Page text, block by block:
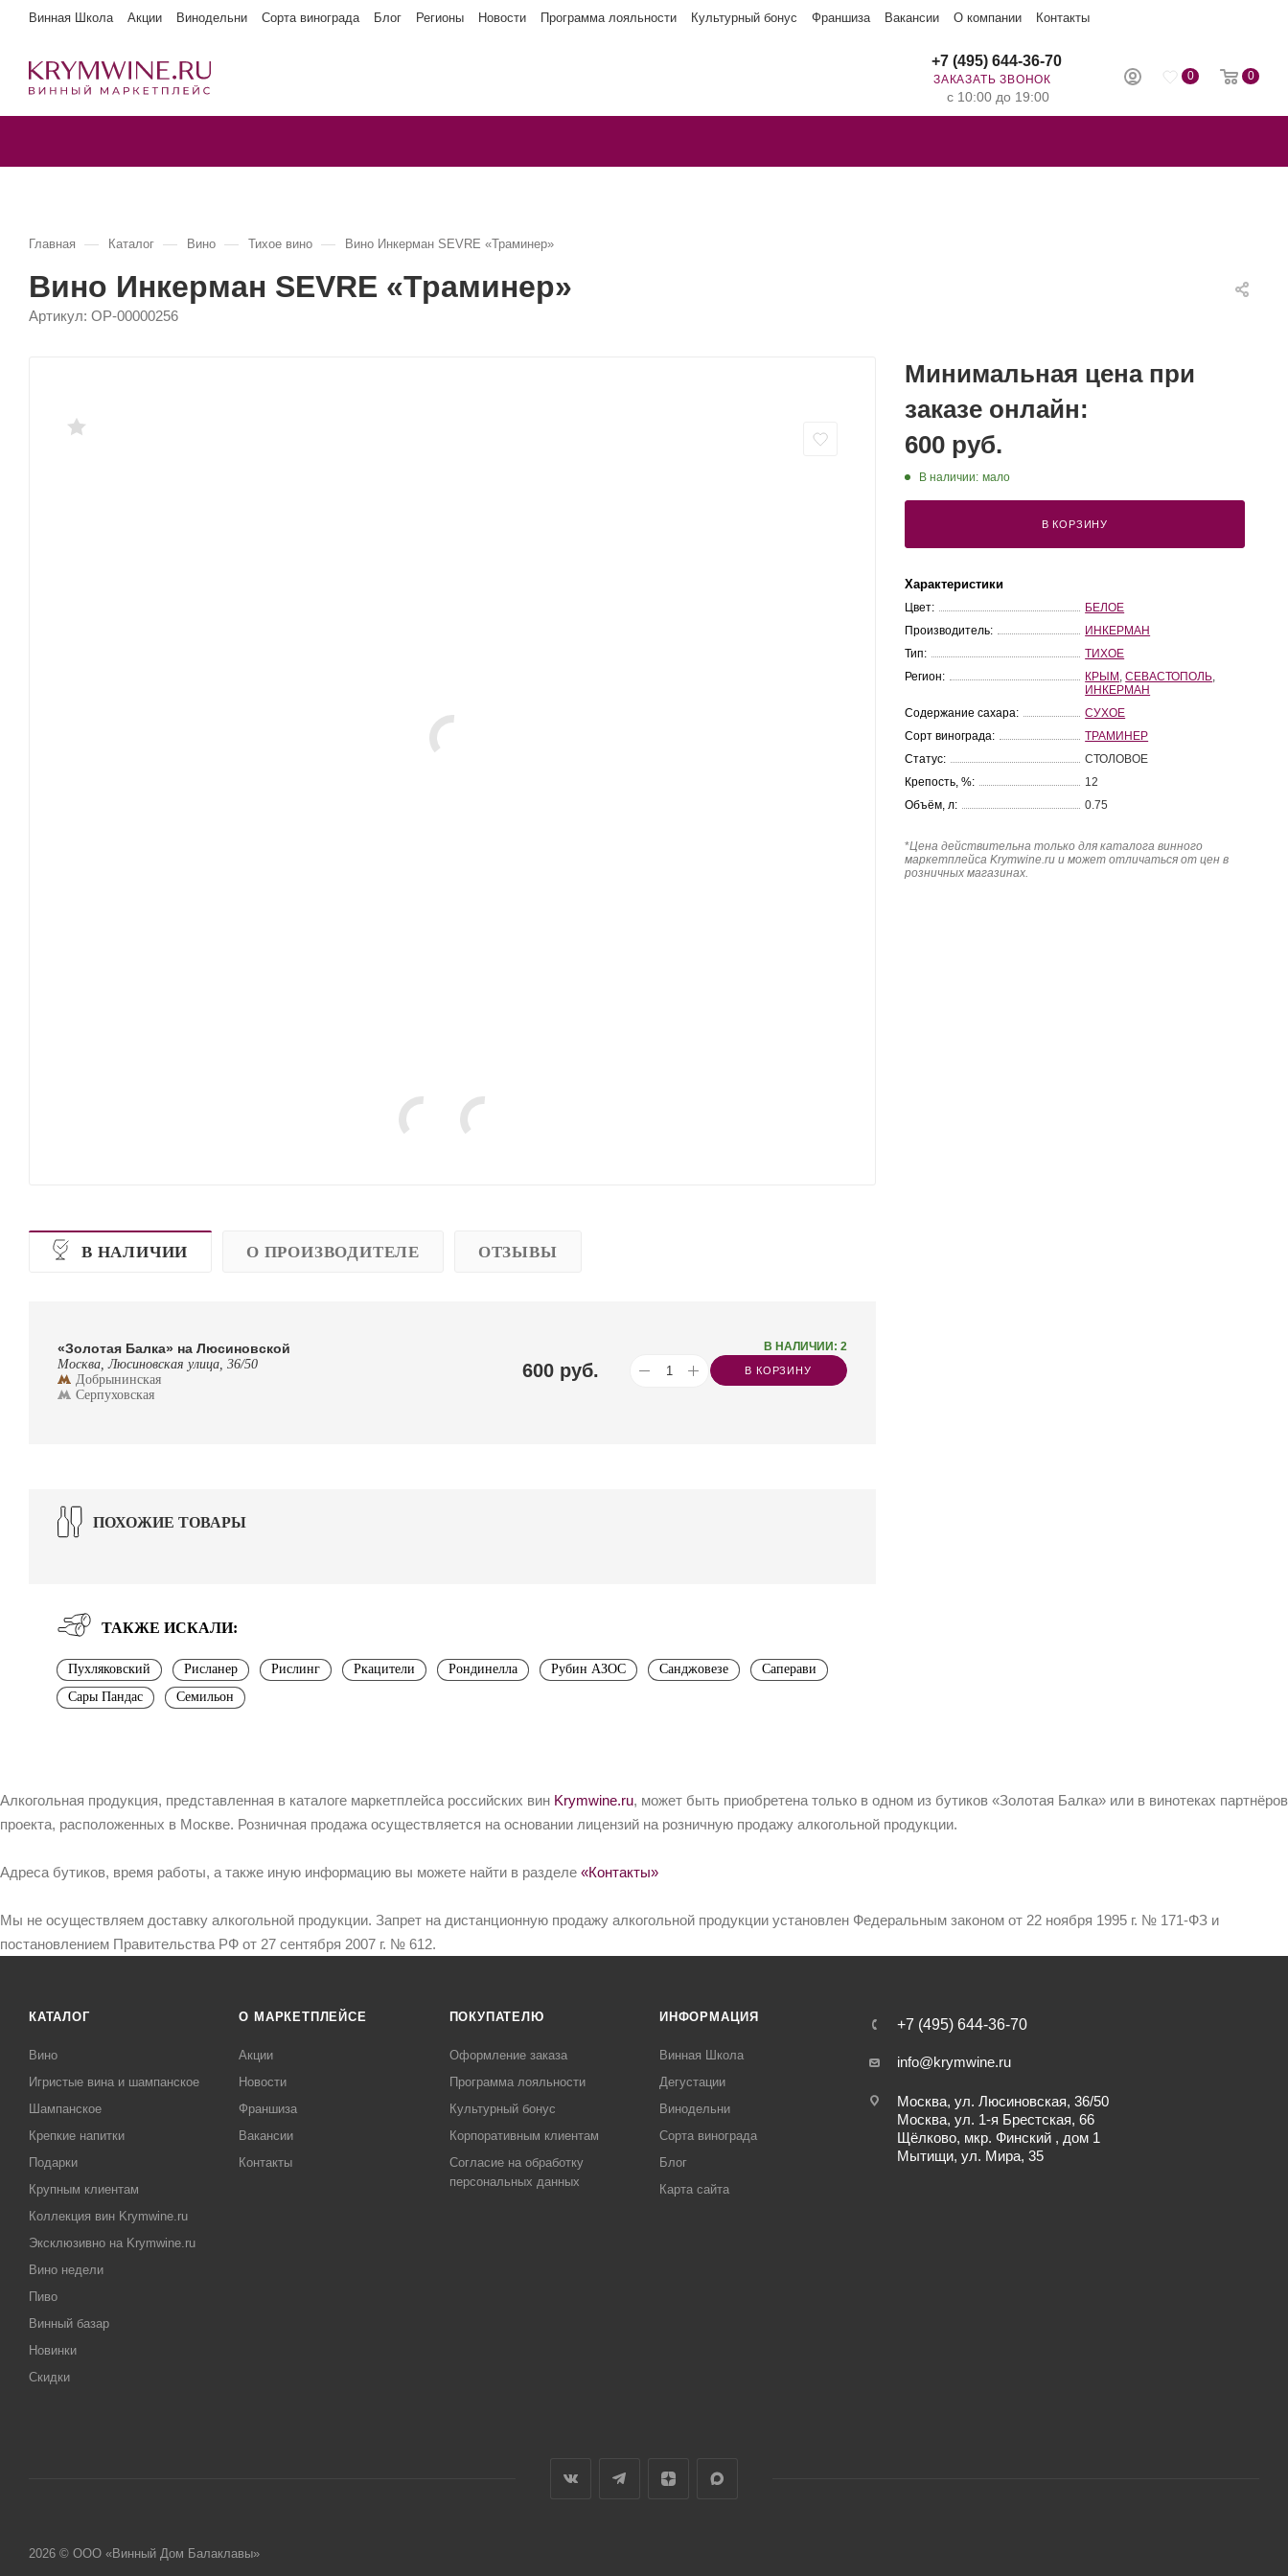
Винная Школа Акции Винодельни Сорта винограда Блог Регионы Новости Программа лояльности Культурный бонус Франшиза Вакансии О компании Контакты
0 0
+7 (495) 644-36-70
ЗАКАЗАТЬ ЗВОНОК
с 10:00 до 19:00
Главная — Каталог — Вино — Тихое вино — Вино Инкерман SEVRE «Траминер»
Вино Инкерман SEVRE «Траминер»
Артикул: OP-00000256
В НАЛИЧИИ О ПРОИЗВОДИТЕЛЕ ОТЗЫВЫ
«Золотая Балка» на Люсиновской
Москва, Люсиновская улица, 36/50
Добрынинская
Серпуховская
В НАЛИЧИИ: 2
600 руб. В КОРЗИНУ
ПОХОЖИЕ ТОВАРЫ
ТАКЖЕ ИСКАЛИ:
Пухляковский Рисланер Рислинг Ркацители Рондинелла Рубин АЗОС Санджовезе
Саперави
Сары Пандас
Семильон
Минимальная цена при
заказе онлайн:
600 руб.
В наличии: мало
В КОРЗИНУ
Характеристики
Цвет:
БЕЛОЕ
Производитель:
ИНКЕРМАН
Тип:
ТИХОЕ
Регион:
КРЫМ ,СЕВАСТОПОЛЬ
ИНКЕРМАН
Содержание сахара:
СУХОЕ
Сорт винограда:
ТРАМИНЕР
Статус:
СТОЛОВОЕ
Крепость, %:
12
Объём, л:
0.75
*Цена действительна только для каталога винного
маркетплейса Krymwine.ru и может отличаться от цен в
розничных магазинах.
Алкогольная продукция, представленная в каталоге маркетплейса российских вин Krymwine.ru, может быть приобретена только в одном из бутиков «Золотая Балка» или в винотеках партнёров
проекта, расположенных в Москве. Розничная продажа осуществляется на основании лицензий на розничную продажу алкогольной продукции.
Адреса бутиков, время работы, а также иную информацию вы можете найти в разделе «Контакты»
Мы не осуществляем доставку алкогольной продукции. Запрет на дистанционную продажу алкогольной продукции установлен Федеральным законом от 22 ноября 1995 г. № 171-ФЗ и
постановлением Правительства РФ от 27 сентября 2007 г. № 612.
КАТАЛОГ
Вино
Игристые вина и шампанское
Шампанское
Крепкие напитки
Подарки
Крупным клиентам
Коллекция вин Krymwine.ru
Эксклюзивно на Krymwine.ru
Вино недели
Пиво
Винный базар
Новинки
Скидки
О МАРКЕТПЛЕЙСЕ
Акции
Новости
Франшиза
Вакансии
Контакты
ПОКУПАТЕЛЮ
Оформление заказа
Программа лояльности
Культурный бонус
Корпоративным клиентам
Согласие на обработку
персональных данных
ИНФОРМАЦИЯ
Винная Школа
Дегустации
Винодельни
Сорта винограда
Блог
Карта сайта
+7 (495) 644-36-70
info@krymwine.ru
Москва, ул. Люсиновская, 36/50
Москва, ул. 1-я Брестская, 66
Щёлково, мкр. Финский , дом 1
Мытищи, ул. Мира, 35
2026 © ООО «Винный Дом Балаклавы»